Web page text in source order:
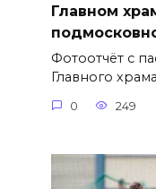
Главном
Фотоотчёт с
Главного
0 249